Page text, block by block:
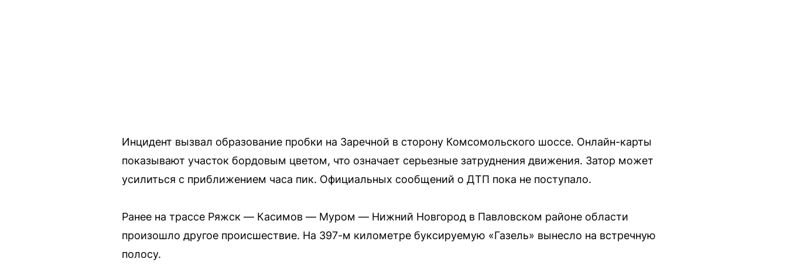
Инцидент вызвал образование пробки на Заречной в сторону Комсомольского шоссе. Онлайн-карты
показывают участок бордовым цветом, что означает серьезные затруднения движения. Затор может
усилиться с приближением часа пик. Официальных сообщений о ДТП пока не поступало.
Ранее на трассе Ряжск — Касимов — Муром — Нижний Новгород в Павловском районе области
произошло другое происшествие. На 397-м километре буксируемую «Газель» вынесло на встречную
полосу.